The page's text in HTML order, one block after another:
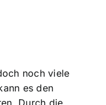
noch viele
es den
Durch die